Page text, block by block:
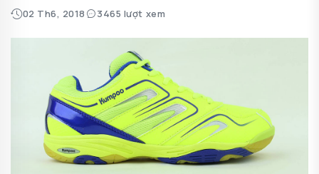
02 Th6, 2018 3465 lượt xem